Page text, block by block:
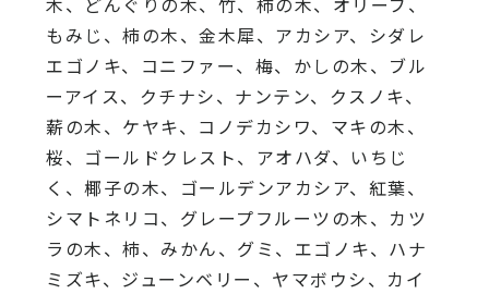
もみじ、柿の木、金木犀、アカシア、 シダレ
エゴノキ、コニファー、梅、かしの木、ブル
ーアイス、 クチナシ、ナンテン、クスノキ、
薪の木、ケヤキ、コノデカシワ、マキの木、
桜、 ゴールドクレスト、アオハダ、いちじ
く、椰子の木、 ゴールデンアカシア、紅葉、
シマトネリコ、 グレープフルーツの木、カツ
ラの木、柿、みかん、グミ、 エゴノキ、ハナ
ミズキ、ジューンベリー、ヤマボウシ、カイ